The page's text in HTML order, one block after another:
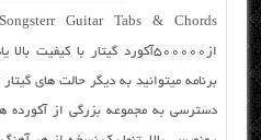
از۵۰۰۰۰۰آکورد گیتار با
برنامه میتوانید به دیگر حالت های